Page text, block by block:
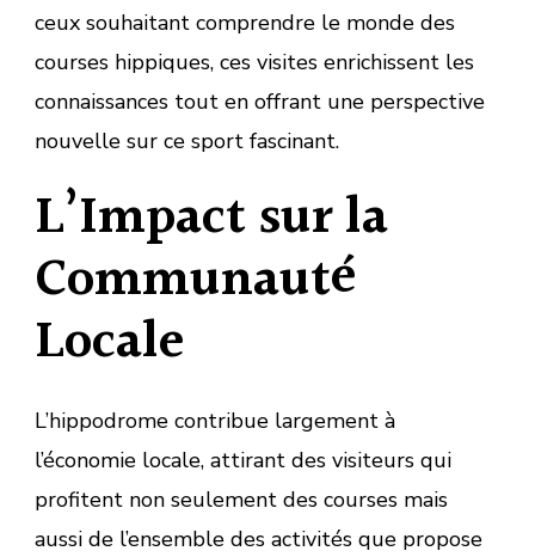
ceux souhaitant comprendre le monde des
courses hippiques, ces visites enrichissent les
connaissances tout en offrant une perspective
nouvelle sur ce sport fascinant.
L’Impact sur la
Communauté
Locale
L’hippodrome contribue largement à
l’économie locale, attirant des visiteurs qui
profitent non seulement des courses mais
aussi de l’ensemble des activités que propose